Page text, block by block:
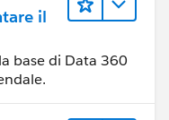
il
base di Data 360